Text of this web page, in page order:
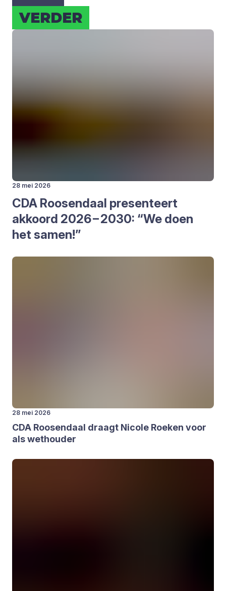
VER­DER
28 mei 2026
CDA Roo­sen­daal pre­sen­teert
akkoord 2026–2030: “We doen
het samen!”
28 mei 2026
CDA Roo­sen­daal draagt Nico­le Roe­ken voor
als wet­hou­der